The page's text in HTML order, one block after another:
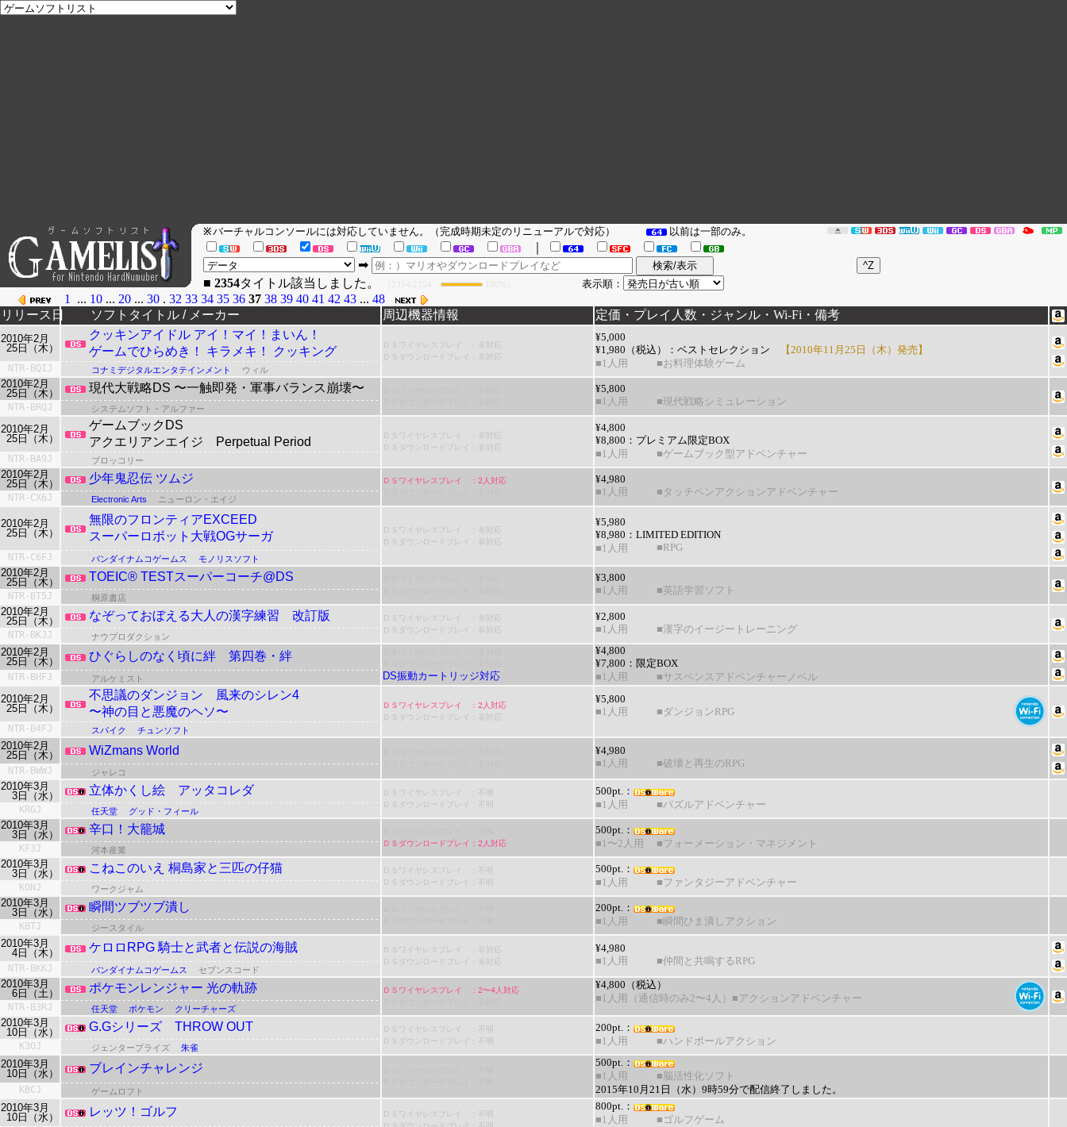
※バーチャルコンソールには対応していません。（完成時期未定のリニューアルで対応） 以前は一部のみ。
➡
■ 2354タイトル該当しました。 表示順：
1 ... 10 ... 20 ... 30 . 32 33 34 35 36 37 38 39 40 41 42 43 ... 48
リリース日
ソフトタイトル / メーカー 周辺機器情報 定価・プレイ人数・ジャンル・Wi-Fi・備考
2010年2月
25日（木）
クッキンアイドル アイ！マイ！まいん！
ゲームでひらめき！ キラメキ！ クッキング
ＤＳワイヤレスプレイ ：非対応
ＤＳダウンロードプレイ：非対応
¥5,000
¥1,980（税込）： ベストセレクション 【2010年11月25日（木）発売】
■1人用
■お料理体験ゲーム
NTR-BQIJ コナミデジタルエンタテインメント ウィル
2010年2月
25日（木）
現代大戦略DS 〜一触即発・軍事バランス崩壊〜
¥5,800
■1人用
■現代戦略シミュレーション
NTR-BRQJ システムソフト・アルファー
2010年2月
25日（木）
ゲームブックDS
アクエリアンエイジ Perpetual Period
ＤＳワイヤレスプレイ ：非対応
ＤＳダウンロードプレイ：非対応
¥4,800
¥8,800： プレミアム限定BOX
■1人用
■ゲームブック型アドベンチャー
NTR-BA9J ブロッコリー
2010年2月
25日（木）
少年鬼忍伝 ツムジ
ＤＳワイヤレスプレイ ：2人対応
¥4,980
■1人用
■タッチペンアクションアドベンチャー
NTR-CX6J Electronic Arts ニューロン・エイジ
2010年2月
25日（木）
無限のフロンティアEXCEED
スーパーロボット大戦OGサーガ
ＤＳワイヤレスプレイ ：非対応
ＤＳダウンロードプレイ：非対応
¥5,980
¥8,980： LIMITED EDITION
■1人用
■RPG
NTR-C6FJ
バンダイナムコゲームス モノリスソフト
2010年2月
25日（木）
TOEIC® TESTスーパーコーチ@DS
¥3,800
■1人用
■英語学習ソフト
NTR-BT5J 桐原書店
2010年2月
25日（木）
なぞっておぼえる大人の漢字練習 改訂版
ＤＳワイヤレスプレイ ：非対応
ＤＳダウンロードプレイ：非対応
¥2,800
■1人用
■漢字のイージートレーニング
NTR-BKJJ ナウプロダクション
2010年2月
25日（木）
ひぐらしのなく頃に絆 第四巻・絆
DS振動カートリッジ対応
¥4,800
¥7,800： 限定BOX
■1人用
■サスペンスアドベンチャーノベル
NTR-BHFJ アルケミスト
2010年2月
25日（木）
不思議のダンジョン
風来のシレン4
〜神の目と悪魔のヘソ〜
ＤＳワイヤレスプレイ ：2人対応
ＤＳダウンロードプレイ：非対応
¥5,800
■1人用
■ダンジョンRPG
NTR-B4FJ
スパイク チュンソフト
2010年2月
25日（木）
WiZmans World
¥4,980
■1人用
■破壊と再生のRPG
NTR-BWWJ ジャレコ
2010年3月
3日（水）
立体かくし絵 アッタコレダ
ＤＳワイヤレスプレイ ：不明
ＤＳダウンロードプレイ：不明
500pt.：
■1人用
■パズルアドベンチャー
KRGJ 任天堂 グッド・フィール
2010年3月
3日（水）
辛口！大籠城
ＤＳダウンロードプレイ：2人対応
500pt.：
■1〜2人用
■フォーメーション・マネジメント
KF3J 河本産業
2010年3月
3日（水）
こねこのいえ 桐島家と三匹の仔猫
ＤＳワイヤレスプレイ ：不明
ＤＳダウンロードプレイ：不明
500pt.：
■1人用
■ファンタジーアドベンチャー
KONJ ワークジャム
2010年3月
3日（水）
瞬間ツブツブ潰し
200pt.：
■1人用
■瞬間ひま潰しアクション
KBTJ ジースタイル
2010年3月
4日（木）
ケロロRPG 騎士と武者と伝説の海賊
ＤＳワイヤレスプレイ ：非対応
ＤＳダウンロードプレイ：非対応
¥4,980
■1人用
■仲間と共鳴するRPG
NTR-BKKJ バンダイナムコゲームス セブンスコード
2010年3月
6日（土）
ポケモンレンジャー 光の軌跡
ＤＳワイヤレスプレイ ：2〜4人対応
¥4,800（税込）
■1人用（通信時のみ2〜4人） ■アクションアドベンチャー
NTR-B3RJ 任天堂 ポケモン クリーチャーズ
2010年3月
10日（水）
G.Gシリーズ THROW OUT
ＤＳワイヤレスプレイ ：不明
ＤＳダウンロードプレイ：不明
200pt.：
■1人用
■ハンドボールアクション
K3OJ ジェンタープライズ 朱雀
2010年3月
10日（水）
ブレインチャレンジ
500pt.：
■1人用
■脳活性化ソフト
2015年10月21日（水）9時59分で配信終了しました。
KBCJ ゲームロフト
2010年3月
10日（水）
レッツ！ゴルフ
ＤＳワイヤレスプレイ ：不明
800pt.：
■1人用
■ゴルフゲーム